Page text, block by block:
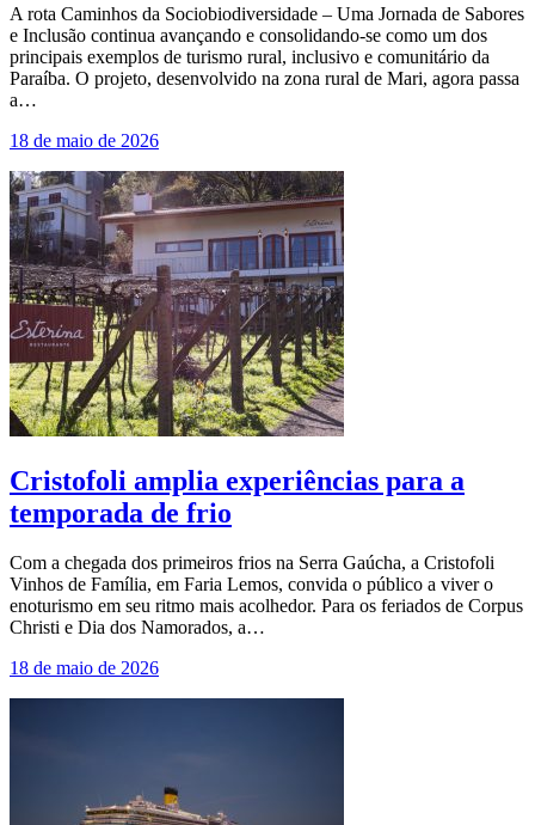
A rota Caminhos da Sociobiodiversidade – Uma Jornada de Sabores
e Inclusão continua avançando e consolidando-se como um dos
principais exemplos de turismo rural, inclusivo e comunitário da
Paraíba. O projeto, desenvolvido na zona rural de Mari, agora passa
a…
18 de maio de 2026
Cristofoli amplia experiências para a
temporada de frio
Com a chegada dos primeiros frios na Serra Gaúcha, a Cristofoli
Vinhos de Família, em Faria Lemos, convida o público a viver o
enoturismo em seu ritmo mais acolhedor. Para os feriados de Corpus
Christi e Dia dos Namorados, a…
18 de maio de 2026